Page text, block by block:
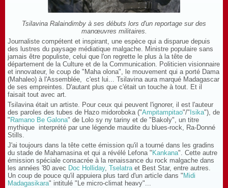
Tsilavina Ralaindimby à ses débuts lors d'un reportage sur des
manœuvres militaires.
Journaliste compétent et inspirant, une espèce qui a disparue depuis
des lustres du paysage médiatique malgache. Ministre populaire sans
jamais être populiste, celui que l'on regrette le plus à la tête de
département de la Culture et de la Communication. Politicien visionnaire
et innovateur, le coup de "Maha olona", le mouvement qui a porté Dama
(Mahaleo) à l'Assemblée, c'est lui... Tsilavina aura marqué Madagascar
de ses empreintes. D'autant plus que c'était un touche à tout. Et il
faisait tout avec art.
Tsilavina était un artiste. Pour ceux qui peuvent l'ignorer, il est l'auteur
des paroles des tubes de Hazo midoroboka ("Ampitampitao"/" Isika"), de
" Ramano Be Galona" de Lolo sy ny tariny et de "Bakoly", un titre
mythique interprété par une légende maudite du blues-rock, Ra-Donné
Stills.
J'ai toujours dans la tête cette émission qu'il a tourné dans les gradins
du stade de Mahamasina et qui a révélé Lefona " Kankana". Cette autre
émission spéciale consacrée à la renaissance du rock malgache dans
les années '80 avec Doc Holliday, Tselatraet Best Star, entre autres.
Un coup de pouce qu'il appuiera plus tard d'un article dans " Midi
Madagasikara" intitulé "Le micro-climat heavy"...